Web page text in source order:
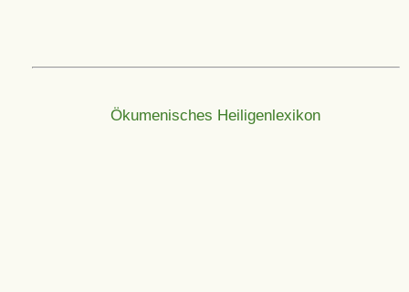
Ökumenisches Heiligenlexikon